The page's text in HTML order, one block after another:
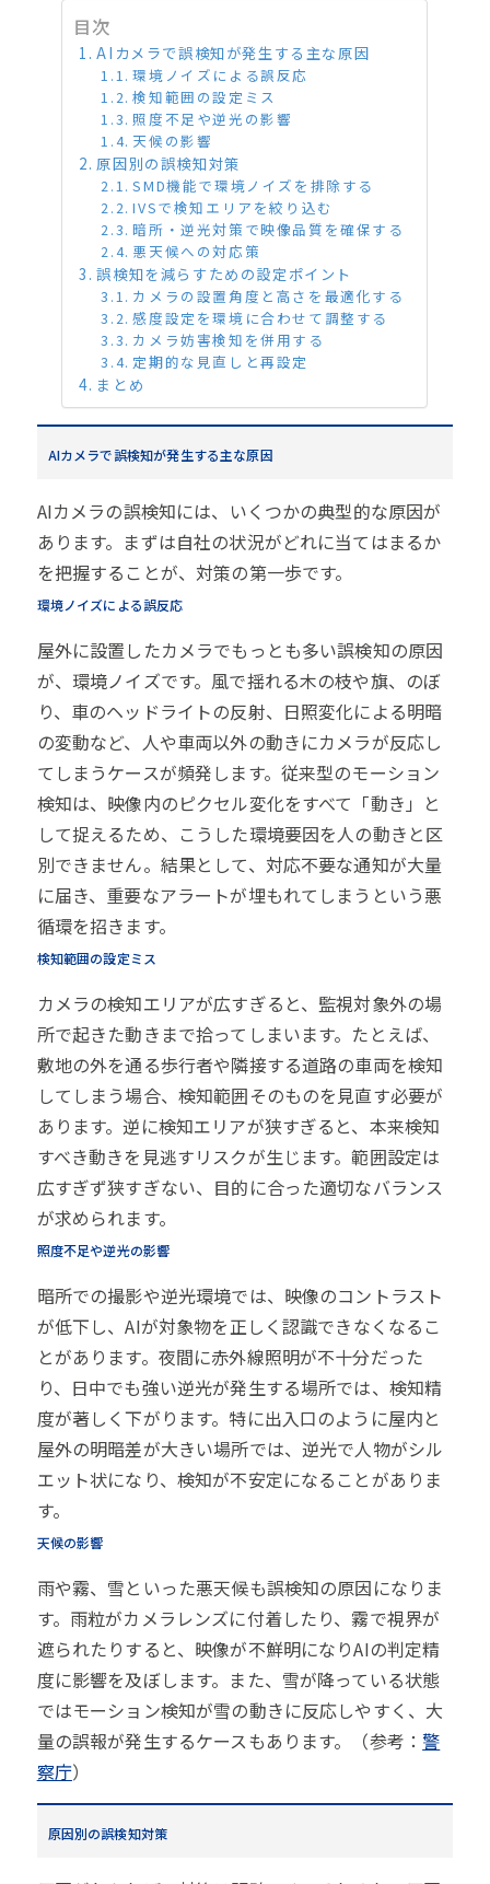
目次
AIカメラで誤検知が発生する主な原因
環境ノイズによる誤反応
検知範囲の設定ミス
照度不足や逆光の影響
天候の影響
原因別の誤検知対策
SMD機能で環境ノイズを排除する
IVSで検知エリアを絞り込む
暗所・逆光対策で映像品質を確保する
悪天候への対応策
誤検知を減らすための設定ポイント
カメラの設置角度と高さを最適化する
感度設定を環境に合わせて調整する
カメラ妨害検知を併用する
定期的な見直しと再設定
まとめ
AIカメラで誤検知が発生する主な原因
AIカメラの誤検知には、いくつかの典型的な原因が
あります。まずは自社の状況がどれに当てはまるか
を把握することが、対策の第一歩です。
環境ノイズによる誤反応
屋外に設置したカメラでもっとも多い誤検知の原因
が、環境ノイズです。風で揺れる木の枝や旗、のぼ
り、車のヘッドライトの反射、日照変化による明暗
の変動など、人や車両以外の動きにカメラが反応し
てしまうケースが頻発します。従来型のモーション
検知は、映像内のピクセル変化をすべて「動き」と
して捉えるため、こうした環境要因を人の動きと区
別できません。結果として、対応不要な通知が大量
に届き、重要なアラートが埋もれてしまうという悪
循環を招きます。
検知範囲の設定ミス
カメラの検知エリアが広すぎると、監視対象外の場
所で起きた動きまで拾ってしまいます。たとえば、
敷地の外を通る歩行者や隣接する道路の車両を検知
してしまう場合、検知範囲そのものを見直す必要が
あります。逆に検知エリアが狭すぎると、本来検知
すべき動きを見逃すリスクが生じます。範囲設定は
広すぎず狭すぎない、目的に合った適切なバランス
が求められます。
照度不足や逆光の影響
暗所での撮影や逆光環境では、映像のコントラスト
が低下し、AIが対象物を正しく認識できなくなるこ
とがあります。夜間に赤外線照明が不十分だった
り、日中でも強い逆光が発生する場所では、検知精
度が著しく下がります。特に出入口のように屋内と
屋外の明暗差が大きい場所では、逆光で人物がシル
エット状になり、検知が不安定になることがありま
す。
天候の影響
雨や霧、雪といった悪天候も誤検知の原因になりま
す。雨粒がカメラレンズに付着したり、霧で視界が
遮られたりすると、映像が不鮮明になりAIの判定精
度に影響を及ぼします。また、雪が降っている状態
ではモーション検知が雪の動きに反応しやすく、大
量の誤報が発生するケースもあります。（参考：警
察庁）
原因別の誤検知対策